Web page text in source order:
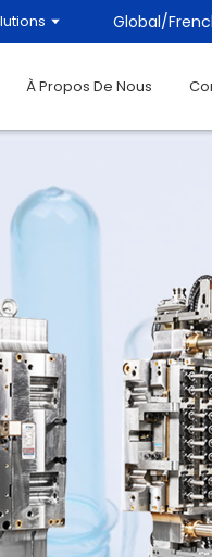
Global/
À Propos De Nous